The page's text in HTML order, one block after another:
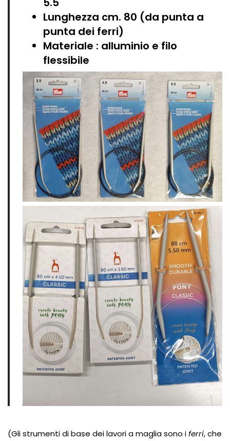
Lunghezza cm. 80 (da punta a
punta dei ferri)
Materiale : alluminio e filo
flessibile
(Gli strumenti di base dei lavori a maglia sono iferri, che